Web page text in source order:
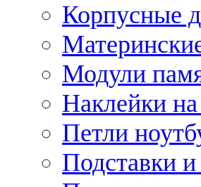
Корпусные
Модули
Наклейки
Петли
Подставки